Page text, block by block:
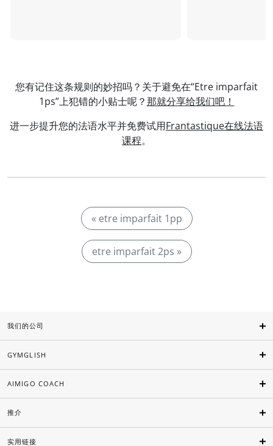
您有记住这条规则的妙招吗？关于避免在“Etre imparfait
1ps”上犯错的小贴士呢？那就分享给我们吧！
进一步提升您的法语水平并免费试用Frantastique在线法语
课程。
« etre imparfait 1pp
etre imparfait 2ps »
我们的公司
GYMGLISH
AIMIGO COACH
推介
实用链接